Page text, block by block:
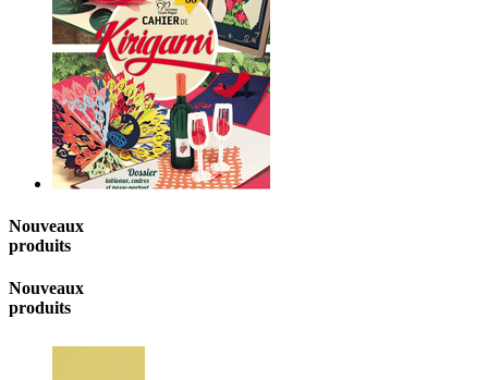
Nouveaux
produits
Nouveaux
produits